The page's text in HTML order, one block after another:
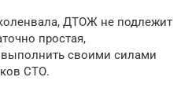
ДТОЖ не подлежит
простая,
своими силами
СТО.